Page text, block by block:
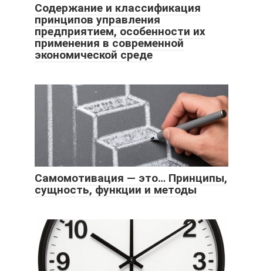
Содержание и классификация
принципов управления
предприятием, особенности их
применения в современной
экономической среде
Самомотивация — это… Принципы,
сущность, функции и методы